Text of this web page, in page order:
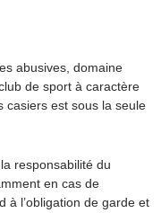
abusives, domaine
de sport à caractère
casiers est sous la seule
responsabilité du
en cas de
à l’obligation de garde et